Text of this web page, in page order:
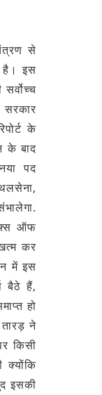
से
है। इस
के
के बाद
पद
ऑफ
कर
में इस
बैठे हैं,
हो
ने
किसी
क्योंकि
इसकी